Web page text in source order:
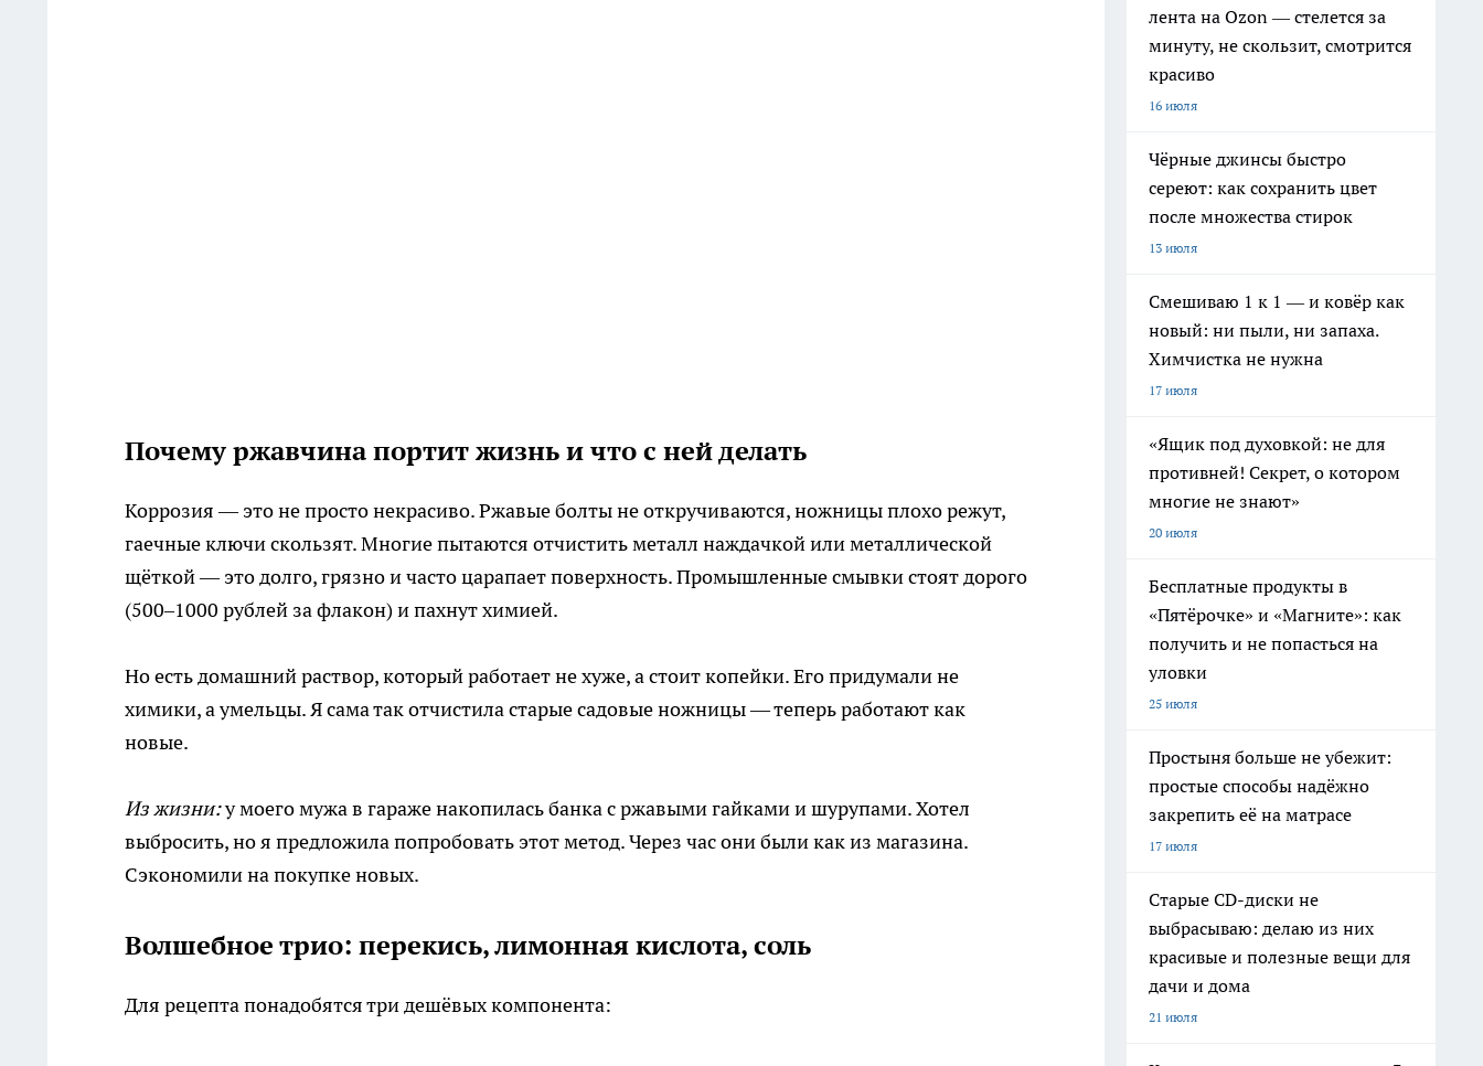
Почему ржавчина портит жизнь и что с ней делать
Коррозия — это не просто некрасиво. Ржавые болты не откручиваются, ножницы плохо режут,
гаечные ключи скользят. Многие пытаются отчистить металл наждачкой или металлической
щёткой — это долго, грязно и часто царапает поверхность. Промышленные смывки стоят дорого
(500–1000 рублей за флакон) и пахнут химией.
Но есть домашний раствор, который работает не хуже, а стоит копейки. Его придумали не
химики, а умельцы. Я сама так отчистила старые садовые ножницы — теперь работают как
новые.
Из жизни:у моего мужа в гараже накопилась банка с ржавыми гайками и шурупами. Хотел
выбросить, но я предложила попробовать этот метод. Через час они были как из магазина.
Сэкономили на покупке новых.
Волшебное трио: перекись, лимонная кислота, соль
Для рецепта понадобятся три дешёвых компонента:
лента на Ozon — стелется за
минуту, не скользит, смотрится
красиво
16 июля
Чёрные джинсы быстро
сереют: как сохранить цвет
после множества стирок
13 июля
Смешиваю 1 к 1 — и ковёр как
новый: ни пыли, ни запаха.
Химчистка не нужна
17 июля
«Ящик под духовкой: не для
противней! Секрет, о котором
многие не знают»
20 июля
Бесплатные продукты в
«Пятёрочке» и «Магните»: как
получить и не попасться на
уловки
25 июля
Простыня больше не убежит:
простые способы надёжно
закрепить её на матрасе
17 июля
Старые CD-диски не
выбрасываю: делаю из них
красивые и полезные вещи для
дачи и дома
21 июля